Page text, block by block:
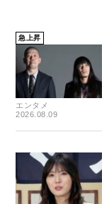
急上昇
エンタメ
2026.08.09